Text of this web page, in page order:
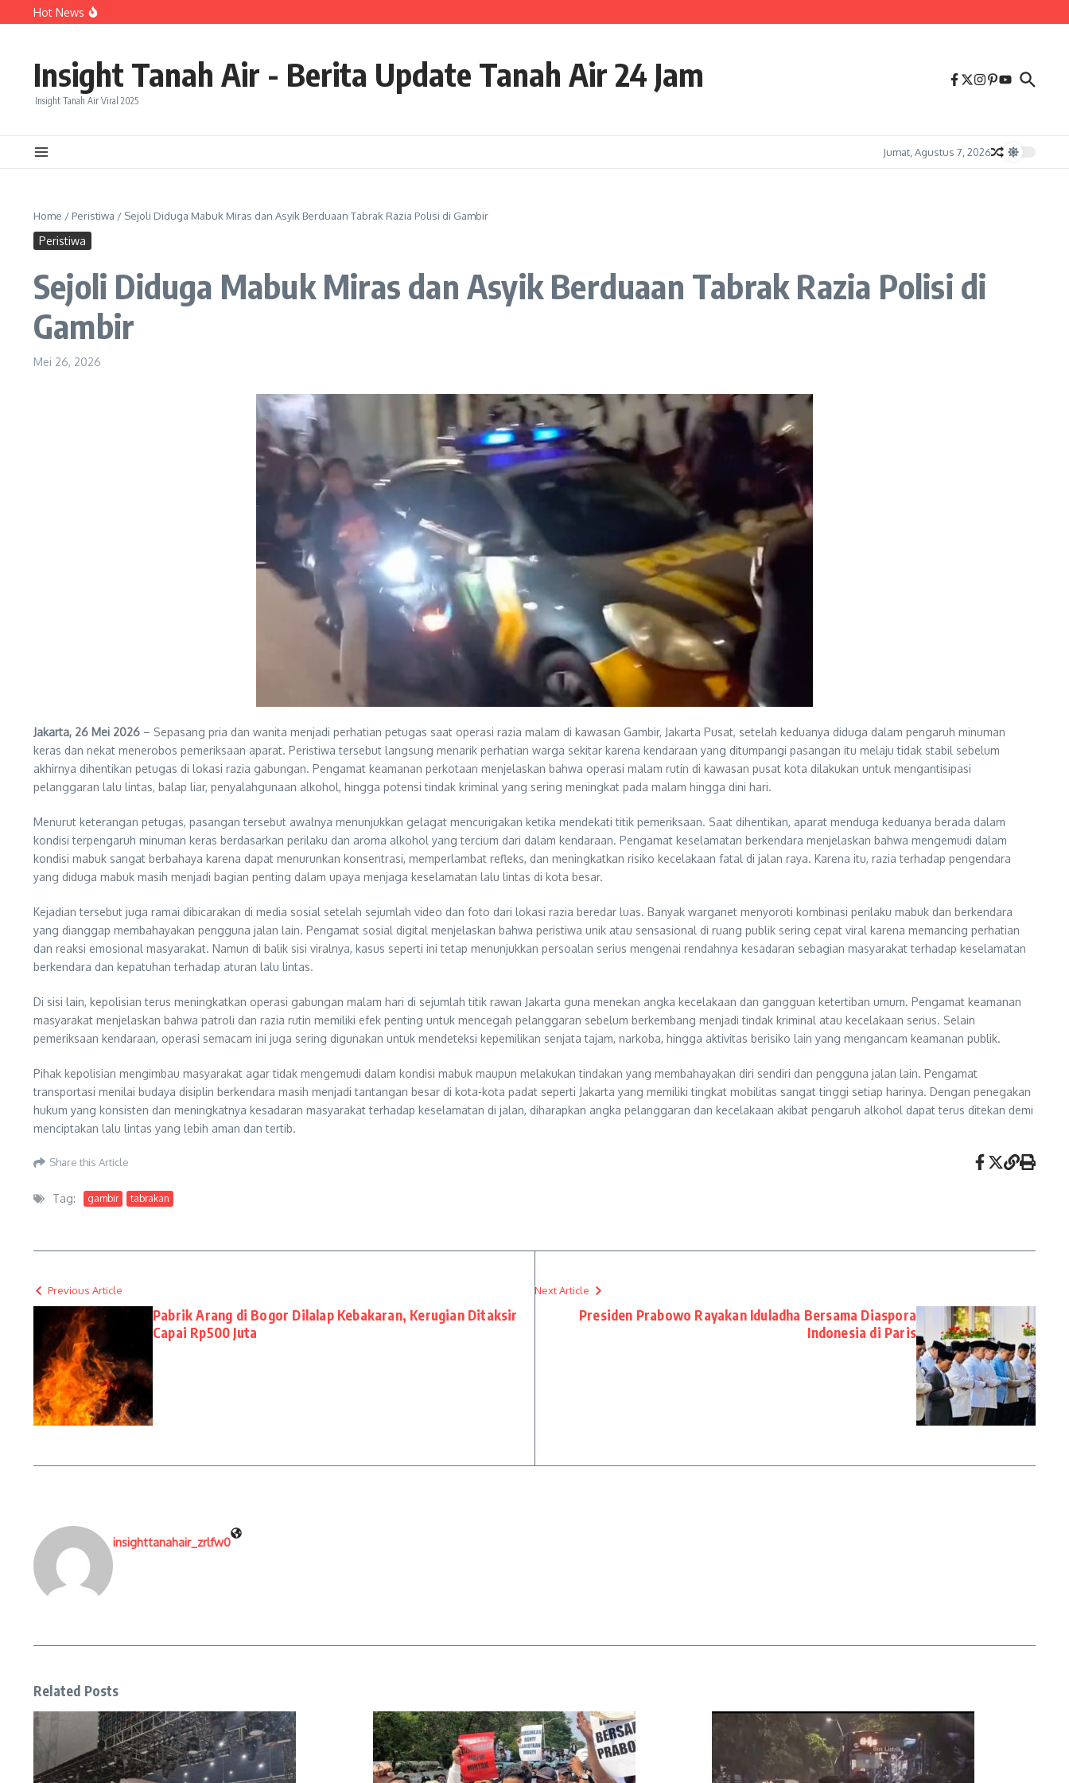
Lewati ke konten
Hot News
Ambisi PSI Jadikan Jawa Tengah “Kandang Gajah” Menuai Sorotan, Target Politik Dinilai Terlalu Tinggi
Insight Tanah Air - Berita Update Tanah Air 24 Jam
Insight Tanah Air Viral 2025
Jumat, Agustus 7, 2026
Home / Peristiwa / Sejoli Diduga Mabuk Miras dan Asyik Berduaan Tabrak Razia Polisi di Gambir
Peristiwa
Sejoli Diduga Mabuk Miras dan Asyik Berduaan Tabrak Razia Polisi di
Gambir
Mei 26, 2026
Jakarta, 26 Mei 2026 – Sepasang pria dan wanita menjadi perhatian petugas saat operasi razia malam di kawasan Gambir, Jakarta Pusat, setelah keduanya diduga dalam pengaruh minuman
keras dan nekat menerobos pemeriksaan aparat. Peristiwa tersebut langsung menarik perhatian warga sekitar karena kendaraan yang ditumpangi pasangan itu melaju tidak stabil sebelum
akhirnya dihentikan petugas di lokasi razia gabungan. Pengamat keamanan perkotaan menjelaskan bahwa operasi malam rutin di kawasan pusat kota dilakukan untuk mengantisipasi
pelanggaran lalu lintas, balap liar, penyalahgunaan alkohol, hingga potensi tindak kriminal yang sering meningkat pada malam hingga dini hari.
Menurut keterangan petugas, pasangan tersebut awalnya menunjukkan gelagat mencurigakan ketika mendekati titik pemeriksaan. Saat dihentikan, aparat menduga keduanya berada dalam
kondisi terpengaruh minuman keras berdasarkan perilaku dan aroma alkohol yang tercium dari dalam kendaraan. Pengamat keselamatan berkendara menjelaskan bahwa mengemudi dalam
kondisi mabuk sangat berbahaya karena dapat menurunkan konsentrasi, memperlambat refleks, dan meningkatkan risiko kecelakaan fatal di jalan raya. Karena itu, razia terhadap pengendara
yang diduga mabuk masih menjadi bagian penting dalam upaya menjaga keselamatan lalu lintas di kota besar.
Kejadian tersebut juga ramai dibicarakan di media sosial setelah sejumlah video dan foto dari lokasi razia beredar luas. Banyak warganet menyoroti kombinasi perilaku mabuk dan berkendara
yang dianggap membahayakan pengguna jalan lain. Pengamat sosial digital menjelaskan bahwa peristiwa unik atau sensasional di ruang publik sering cepat viral karena memancing perhatian
dan reaksi emosional masyarakat. Namun di balik sisi viralnya, kasus seperti ini tetap menunjukkan persoalan serius mengenai rendahnya kesadaran sebagian masyarakat terhadap keselamatan
berkendara dan kepatuhan terhadap aturan lalu lintas.
Di sisi lain, kepolisian terus meningkatkan operasi gabungan malam hari di sejumlah titik rawan Jakarta guna menekan angka kecelakaan dan gangguan ketertiban umum. Pengamat keamanan
masyarakat menjelaskan bahwa patroli dan razia rutin memiliki efek penting untuk mencegah pelanggaran sebelum berkembang menjadi tindak kriminal atau kecelakaan serius. Selain
pemeriksaan kendaraan, operasi semacam ini juga sering digunakan untuk mendeteksi kepemilikan senjata tajam, narkoba, hingga aktivitas berisiko lain yang mengancam keamanan publik.
Pihak kepolisian mengimbau masyarakat agar tidak mengemudi dalam kondisi mabuk maupun melakukan tindakan yang membahayakan diri sendiri dan pengguna jalan lain. Pengamat
transportasi menilai budaya disiplin berkendara masih menjadi tantangan besar di kota-kota padat seperti Jakarta yang memiliki tingkat mobilitas sangat tinggi setiap harinya. Dengan penegakan
hukum yang konsisten dan meningkatnya kesadaran masyarakat terhadap keselamatan di jalan, diharapkan angka pelanggaran dan kecelakaan akibat pengaruh alkohol dapat terus ditekan demi
menciptakan lalu lintas yang lebih aman dan tertib.
Share this Article
Tag: gambir tabrakan
Previous Article
Pabrik Arang di Bogor Dilalap Kebakaran, Kerugian Ditaksir
Capai Rp500 Juta
Next Article
Presiden Prabowo Rayakan Iduladha Bersama Diaspora
Indonesia di Paris
insighttanahair_zrlfw0
Related Posts